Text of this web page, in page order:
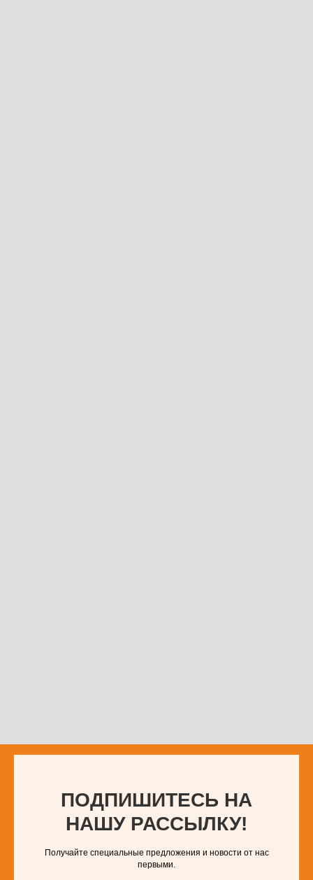
ПОДПИШИТЕСЬ НА
НАШУ РАССЫЛКУ!
Получайте специальные предложения и новости от нас
первыми.